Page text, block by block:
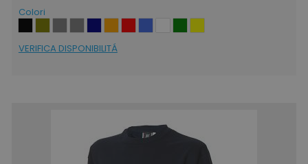
Colori
VERIFICA DISPONIBILITÁ